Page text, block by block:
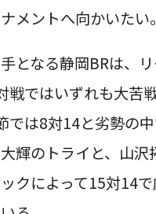
メントへ向かいたい。
となる静岡BRは、
戦ではいずれも大苦
では8対14と劣勢の
輝のトライと、山沢
クによって15対14